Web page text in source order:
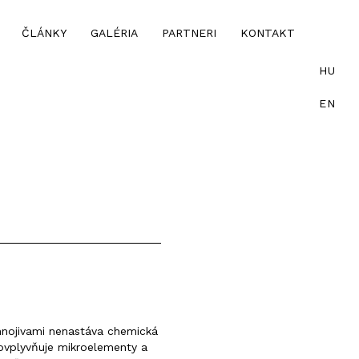
ČLÁNKY GALÉRIA PARTNERI KONTAKT
HU
EN
nenastáva chemická
mikroelementy a